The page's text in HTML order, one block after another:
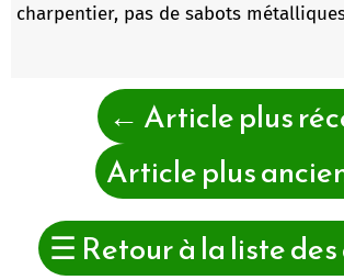
charpentier, pas de sabots
← Article plus
Article plus
☰ Retour à la liste